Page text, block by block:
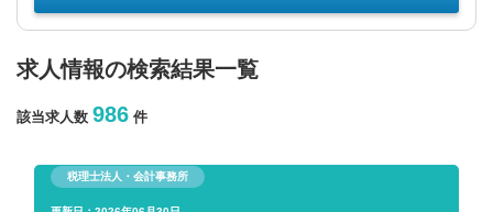
求人情報の検索結果一覧
該当求人数 986 件
税理士法人・会計事務所
従業員数